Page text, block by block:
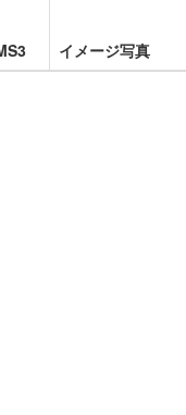
イメージ写真